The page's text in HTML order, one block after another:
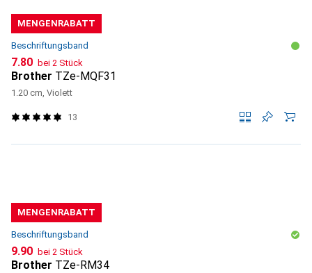
MENGENRABATT
Beschriftungsband
CHF
7.80 bei 2 Stück
Brother TZe-MQF31
1.20 cm, Violett
13
MENGENRABATT
Beschriftungsband
CHF
9.90 bei 2 Stück
Brother TZe-RM34